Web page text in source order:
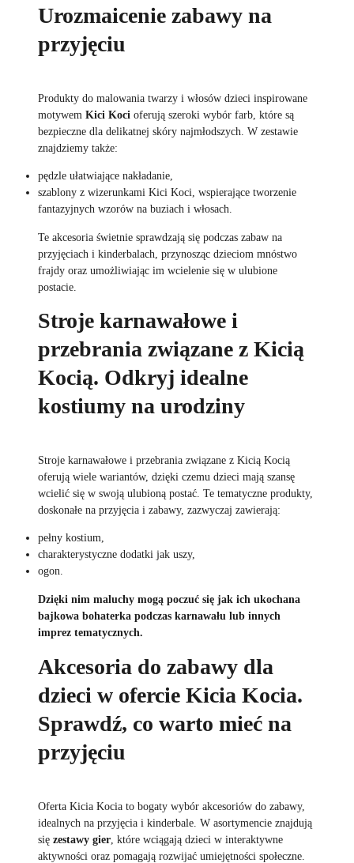
Urozmaicenie zabawy na
przyjęciu
Produkty do malowania twarzy i włosów dzieci inspirowane
motywem Kici Koci oferują szeroki wybór farb, które są
bezpieczne dla delikatnej skóry najmłodszych. W zestawie
znajdziemy także:
pędzle ułatwiające nakładanie,
szablony z wizerunkami Kici Koci, wspierające tworzenie
fantazyjnych wzorów na buziach i włosach.
Te akcesoria świetnie sprawdzają się podczas zabaw na
przyjęciach i kinderbalach, przynosząc dzieciom mnóstwo
frajdy oraz umożliwiając im wcielenie się w ulubione
postacie.
Stroje karnawałowe i
przebrania związane z Kicią
Kocią. Odkryj idealne
kostiumy na urodziny
Stroje karnawałowe i przebrania związane z Kicią Kocią
oferują wiele wariantów, dzięki czemu dzieci mają szansę
wcielić się w swoją ulubioną postać. Te tematyczne produkty,
doskonałe na przyjęcia i zabawy, zazwyczaj zawierają:
pełny kostium,
charakterystyczne dodatki jak uszy,
ogon.
Dzięki nim maluchy mogą poczuć się jak ich ukochana
bajkowa bohaterka podczas karnawału lub innych
imprez tematycznych.
Akcesoria do zabawy dla
dzieci w ofercie Kicia Kocia.
Sprawdź, co warto mieć na
przyjęciu
Oferta Kicia Kocia to bogaty wybór akcesoriów do zabawy,
idealnych na przyjęcia i kinderbale. W asortymencie znajdują
się zestawy gier , które wciągają dzieci w interaktywne
aktywności oraz pomagają rozwijać umiejętności społeczne.